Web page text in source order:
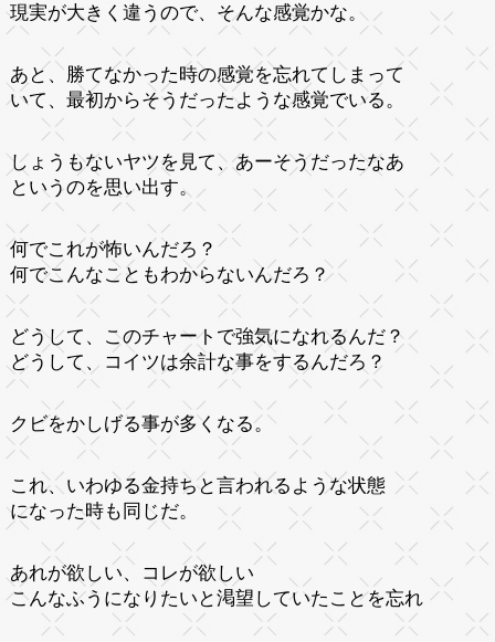
現実が大きく違うので、そんな感覚かな。
あと、勝てなかった時の感覚を忘れてしまって
いて、最初からそうだったような感覚でいる。
しょうもないヤツを見て、あーそうだったなあ
というのを思い出す。
何でこれが怖いんだろ？
何でこんなこともわからないんだろ？
どうして、このチャートで強気になれるんだ？
どうして、コイツは余計な事をするんだろ？
クビをかしげる事が多くなる。
これ、いわゆる金持ちと言われるような状態
になった時も同じだ。
あれが欲しい、コレが欲しい
こんなふうになりたいと渇望していたことを忘れ